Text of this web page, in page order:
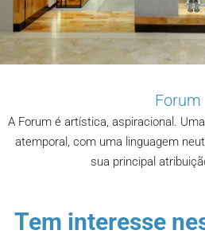
Forum
A Forum é artística, aspiracional.
atemporal, com uma linguagem
sua principal
Tem interesse